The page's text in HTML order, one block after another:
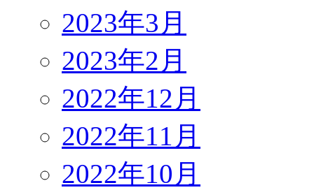
2023年3月
2023年2月
2022年12月
2022年11月
2022年10月